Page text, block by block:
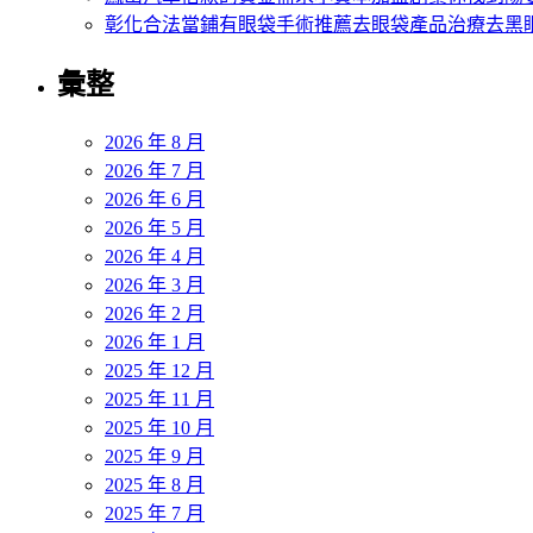
彰化合法當鋪有眼袋手術推薦去眼袋產品治療去黑
彙整
2026 年 8 月
2026 年 7 月
2026 年 6 月
2026 年 5 月
2026 年 4 月
2026 年 3 月
2026 年 2 月
2026 年 1 月
2025 年 12 月
2025 年 11 月
2025 年 10 月
2025 年 9 月
2025 年 8 月
2025 年 7 月